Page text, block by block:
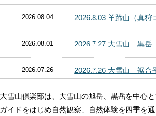
大雪山倶楽部は、大雪山の旭岳、黒岳を中心
ガイドをはじめ自然観察、自然体験を四季を